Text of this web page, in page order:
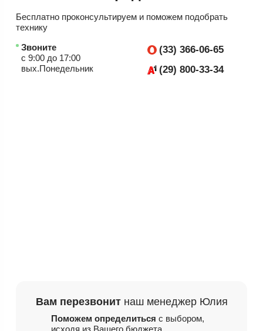
Бесплатно проконсультируем и поможем подобрать
технику
Звоните
с 9:00 до 17:00
вых.Понедельник
(33) 366-06-65
(29) 800-33-34
Вам перезвонит наш менеджер Юлия
Поможем определитьсяс выбором,
исходя из Вашего бюджета